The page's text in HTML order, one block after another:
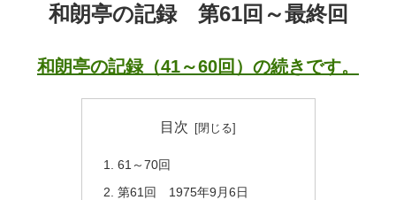
和朗亭の記録 第61回～最終回
和朗亭の記録（41～60回）の続きです。
目次
61～70回
第61回 1975年9月6日